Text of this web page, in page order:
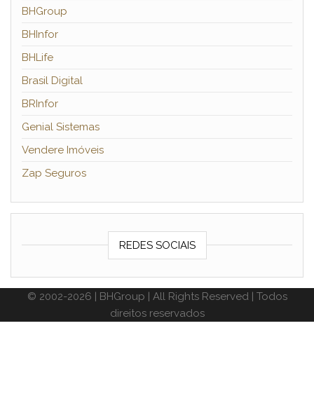
BHGroup
BHInfor
BHLife
Brasil Digital
BRInfor
Genial Sistemas
Vendere Imóveis
Zap Seguros
REDES SOCIAIS
© 2002-2026 | BHGroup | All Rights Reserved | Todos
direitos reservados